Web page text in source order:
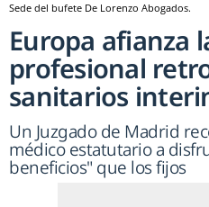
Sede del bufete De Lorenzo Abogados.
Europa afianza
profesional
sanitarios
Un Juzgado de Madrid
médico estatutario a
beneficios" que los fijos